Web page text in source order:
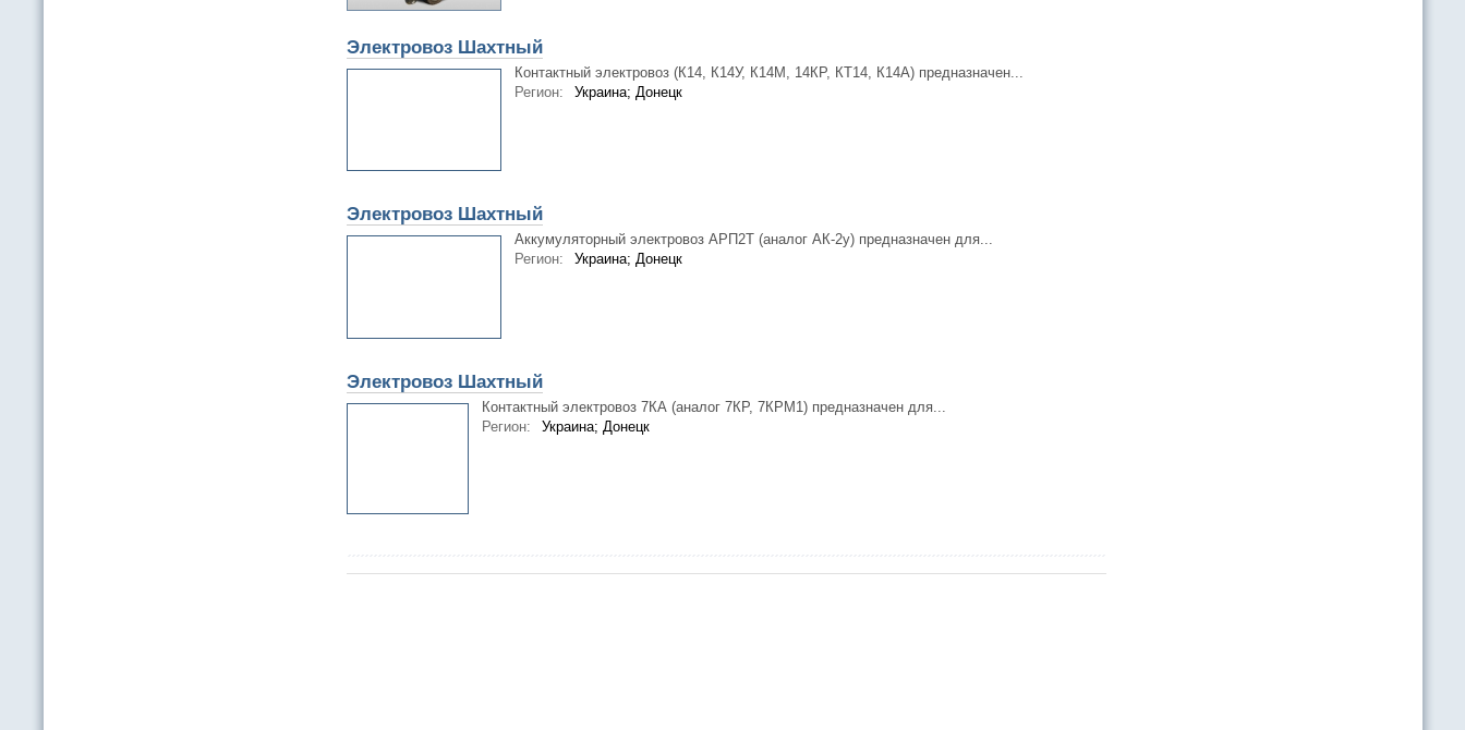
Электровоз Шахтный
Контактный электровоз (К14, К14У, К14М, 14КР, КТ14, К14А) предназначен...
Регион:
Украина; Донецк
Электровоз Шахтный
Аккумуляторный электровоз АРП2Т (аналог АК-2у) предназначен для...
Регион:
Украина; Донецк
Электровоз Шахтный
Контактный электровоз 7КА (аналог 7КР, 7КРМ1) предназначен для...
Регион:
Украина; Донецк